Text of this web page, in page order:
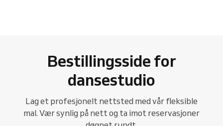
Bestillingsside for
dansestudio
Lag et profesjonelt nettsted med vår fleksible
mal. Vær synlig på nett og ta imot reservasjoner